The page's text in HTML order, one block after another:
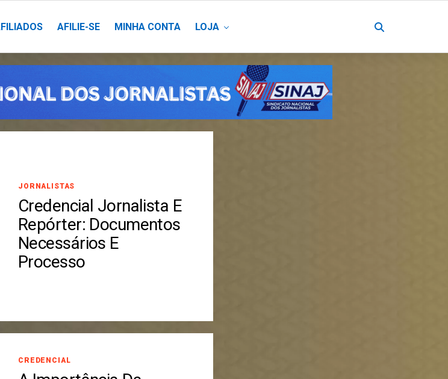
AFILIE-SE MINHA CONTA LOJA
JORNALISTAS
Credencial Jornalista E
Repórter: Documentos
Necessários E
Processo
CREDENCIAL